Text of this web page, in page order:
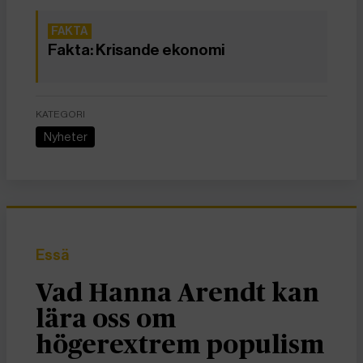
Fakta: Krisande ekonomi
KATEGORI
Nyheter
Essä
Vad Hanna Arendt kan
lära oss om
högerextrem populism